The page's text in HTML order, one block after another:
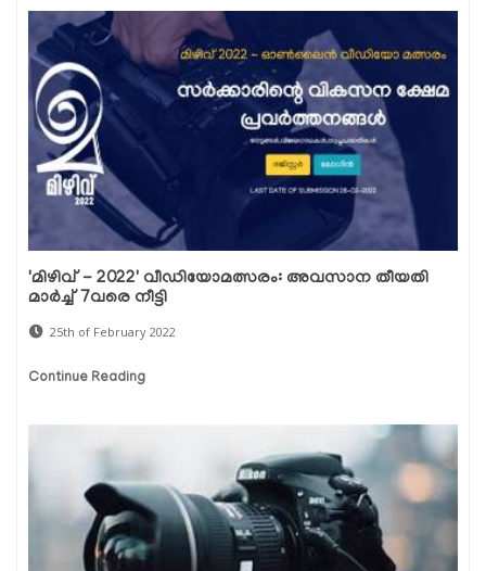
'മിഴിവ് - 2022' വീഡിയോമത്സരം: അവസാന തീയതി
മാർച്ച് 7വരെ നീട്ടി
25th of February 2022
Continue Reading